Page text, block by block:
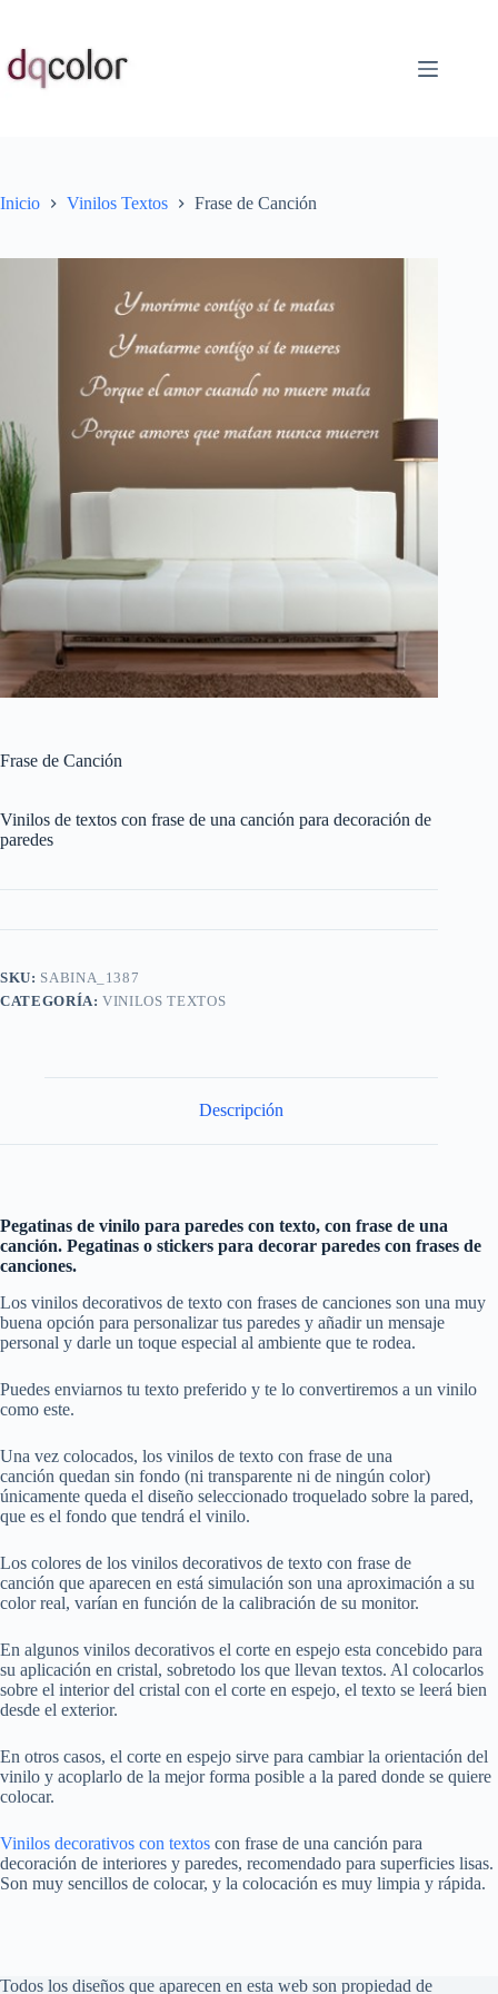
contenido
Inicio Vinilos Textos Frase de Canción
Frase de Canción
Vinilos de textos con frase de una canción para decoración de
paredes
SKU: SABINA_1387
CATEGORÍA:VINILOS TEXTOS
Descripción
Pegatinas de vinilo para paredes con texto, con frase de una
canción. Pegatinas o stickers para decorar paredes con frases de
canciones.
Los vinilos decorativos de texto con frases de canciones son una muy
buena opción para personalizar tus paredes y añadir un mensaje
personal y darle un toque especial al ambiente que te rodea.
Puedes enviarnos tu texto preferido y te lo convertiremos a un vinilo
como este.
Una vez colocados, los vinilos de texto con frase de una
canción quedan sin fondo (ni transparente ni de ningún color)
únicamente queda el diseño seleccionado troquelado sobre la pared,
que es el fondo que tendrá el vinilo.
Los colores de los vinilos decorativos de texto con frase de
canción que aparecen en está simulación son una aproximación a su
color real, varían en función de la calibración de su monitor.
En algunos vinilos decorativos el corte en espejo esta concebido para
su aplicación en cristal, sobretodo los que llevan textos. Al colocarlos
sobre el interior del cristal con el corte en espejo, el texto se leerá bien
desde el exterior.
En otros casos, el corte en espejo sirve para cambiar la orientación del
vinilo y acoplarlo de la mejor forma posible a la pared donde se quiere
colocar.
Vinilos decorativos con textos con frase de una canción para
decoración de interiores y paredes, recomendado para superficies lisas.
Son muy sencillos de colocar, y la colocación es muy limpia y rápida.
Todos los diseños que aparecen en esta web son propiedad de